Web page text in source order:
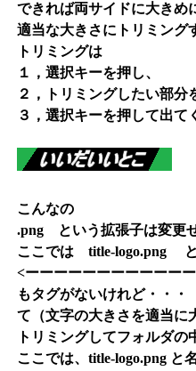
できれば両サイドに大きめ
適当な大きさにトリミング
トリミングは
１，選択キーを押し、
２，トリミングしたい部分
３，選択キーを押して出て
こんなの
.png という拡張子は変更
ここでは title-logo.png と
<ーーーーーーーーーーー
もタグがないけれど・・・
て（文字の大きさを適当に
トリミングしてフォルダの
ここでは、title-logo.png と